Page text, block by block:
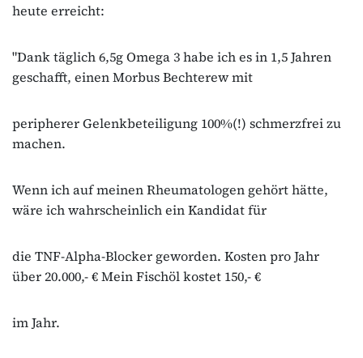
heute erreicht:
"Dank täglich 6,5g Omega 3 habe ich es in 1,5 Jahren
geschafft, einen Morbus Bechterew mit
peripherer Gelenkbeteiligung 100%(!) schmerzfrei zu
machen.
Wenn ich auf meinen Rheumatologen gehört hätte,
wäre ich wahrscheinlich ein Kandidat für
die TNF‐Alpha‐Blocker geworden. Kosten pro Jahr
über 20.000,‐ € Mein Fischöl kostet 150,‐ €
im Jahr.